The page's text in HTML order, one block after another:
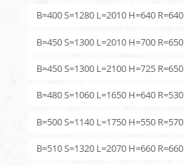
B=400 S=1280 L=2010 H=640 R=640
B=450 S=1300 L=2010 H=700 R=650
B=450 S=1300 L=2100 H=725 R=650
B=480 S=1060 L=1650 H=640 R=530
B=500 S=1140 L=1750 H=550 R=570
B=510 S=1320 L=2070 H=660 R=660